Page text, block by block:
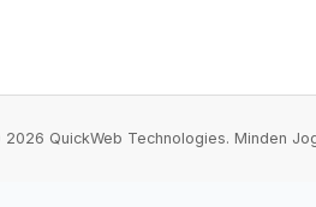
QuickWeb Technologies. Minden